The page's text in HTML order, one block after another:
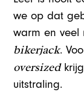
we op dat
warm en veel
bikerjack.
oversized
uitstraling.